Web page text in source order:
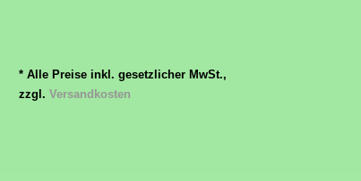
* Alle Preise inkl. gesetzlicher MwSt.,
zzgl. Versandkosten